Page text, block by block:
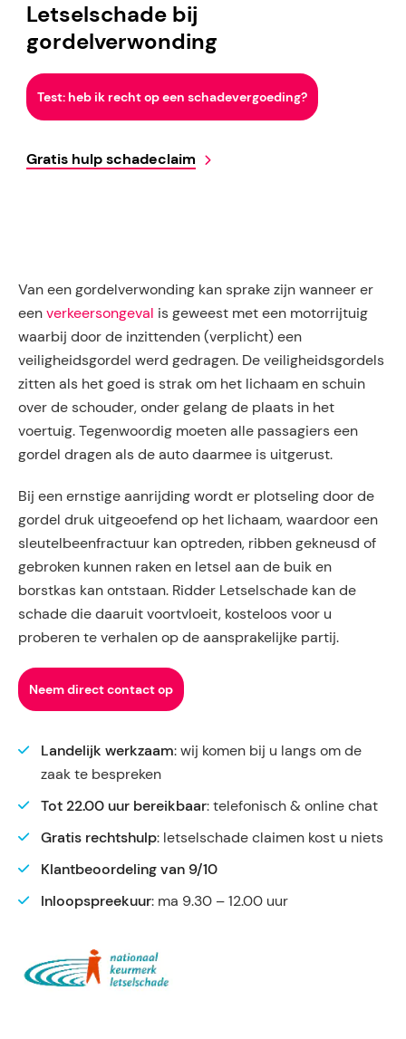
Letselschade bij
gordelverwonding
Test: heb ik recht op een schadevergoeding?
Gratis hulp schadeclaim
Van een gordelverwonding kan sprake zijn wanneer er
een verkeersongeval is geweest met een motorrijtuig
waarbij door de inzittenden (verplicht) een
veiligheidsgordel werd gedragen. De veiligheidsgordels
zitten als het goed is strak om het lichaam en schuin
over de schouder, onder gelang de plaats in het
voertuig. Tegenwoordig moeten alle passagiers een
gordel dragen als de auto daarmee is uitgerust.
Bij een ernstige aanrijding wordt er plotseling door de
gordel druk uitgeoefend op het lichaam, waardoor een
sleutelbeenfractuur kan optreden, ribben gekneusd of
gebroken kunnen raken en letsel aan de buik en
borstkas kan ontstaan. Ridder Letselschade kan de
schade die daaruit voortvloeit, kosteloos voor u
proberen te verhalen op de aansprakelijke partij.
Neem direct contact op
Landelijk werkzaam: wij komen bij u langs om de
zaak te bespreken
Tot 22.00 uur bereikbaar: telefonisch & online chat
Gratis rechtshulp: letselschade claimen kost u niets
Klantbeoordeling van 9/10
Inloopspreekuur: ma 9.30 – 12.00 uur